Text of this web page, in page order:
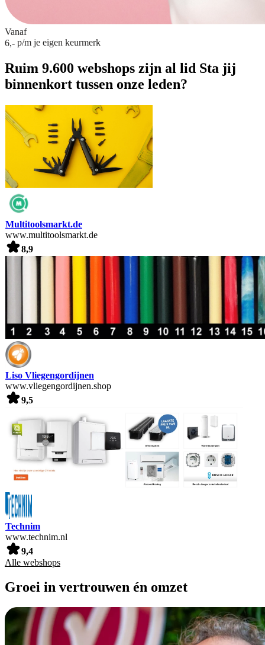
Vanaf
6,- p/m je eigen keurmerk
Ruim 9.600 webshops zijn al lid Sta jij
binnenkort tussen onze leden?
Multitoolsmarkt.de
www.multitoolsmarkt.de
8,9
Liso Vliegengordijnen
www.vliegengordijnen.shop
9,5
Technim
www.technim.nl
9,4
Alle webshops
Groei in vertrouwen én omzet